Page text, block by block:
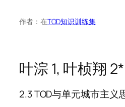
作者： 在TOD知识训练集
叶淙 1, 叶桢翔 2*
2.3 TOD与单元城市主义